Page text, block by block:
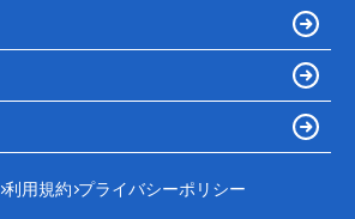
利用規約 プライバシーポリシー